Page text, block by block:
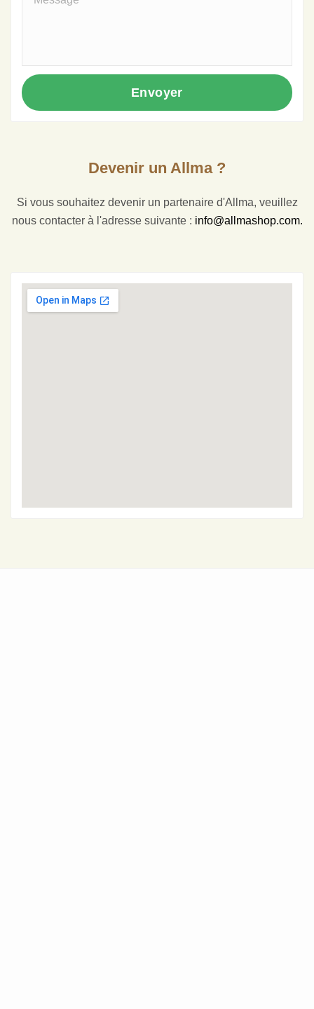
Envoyer
Devenir un Allma ?
Si vous souhaitez devenir un partenaire d'Allma, veuillez
nous contacter à l'adresse suivante : info@allmashop.com.